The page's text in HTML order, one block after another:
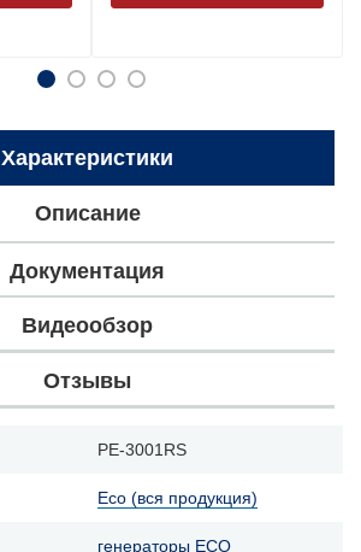
Характеристики
Описание
Документация
Видеообзор
Отзывы
PE-3001RS
Eco (вся продукция)
генераторы ECO